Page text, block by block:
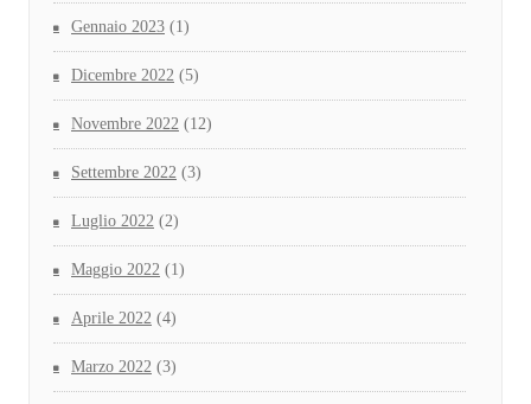
Gennaio 2023 (1)
Dicembre 2022 (5)
Novembre 2022 (12)
Settembre 2022 (3)
Luglio 2022 (2)
Maggio 2022 (1)
Aprile 2022 (4)
Marzo 2022 (3)